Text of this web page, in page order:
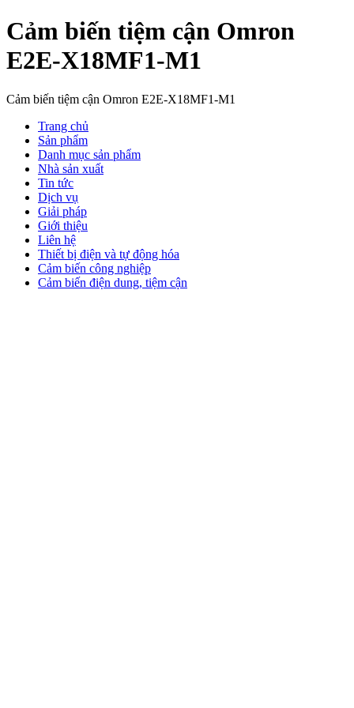
Cảm biến tiệm cận Omron
E2E-X18MF1-M1
Cảm biến tiệm cận Omron E2E-X18MF1-M1
Trang chủ
Sản phẩm
Danh mục sản phẩm
Nhà sản xuất
Tin tức
Dịch vụ
Giải pháp
Giới thiệu
Liên hệ
Thiết bị điện và tự động hóa
Cảm biến công nghiệp
Cảm biến điện dung, tiệm cận